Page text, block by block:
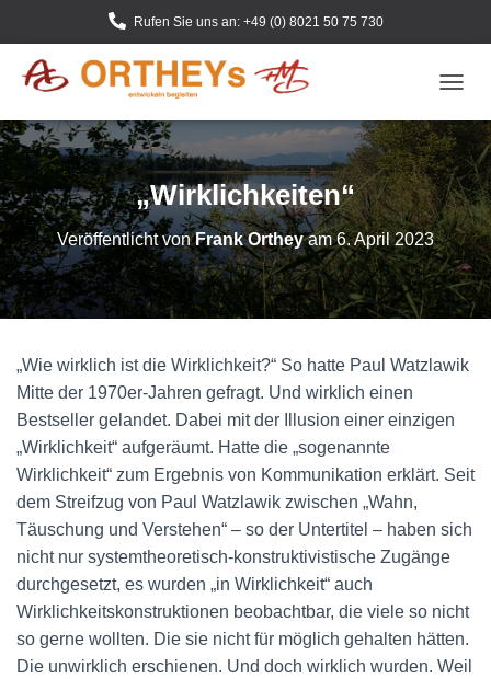
Rufen Sie uns an: +49 (0) 8021 50 75 730
A
V
I
G
A
T
O
N
U
C
E
„Wirklichkeiten“
Veröffentlicht vonFrank Ortheyam6. April 2023
„Wie wirklich ist die Wirklichkeit?“ So hatte Paul Watzlawik
Mitte der 1970er-Jahren gefragt. Und wirklich einen
Bestseller gelandet. Dabei mit der Illusion einer einzigen
„Wirklichkeit“ aufgeräumt. Hatte die „sogenannte
Wirklichkeit“ zum Ergebnis von Kommunikation erklärt. Seit
dem Streifzug von Paul Watzlawik zwischen „Wahn,
Täuschung und Verstehen“ – so der Untertitel – haben sich
nicht nur systemtheoretisch-konstruktivistische Zugänge
durchgesetzt, es wurden „in Wirklichkeit“ auch
Wirklichkeitskonstruktionen beobachtbar, die viele so nicht
so gerne wollten. Die sie nicht für möglich gehalten hätten.
Die unwirklich erschienen. Und doch wirklich wurden. Weil